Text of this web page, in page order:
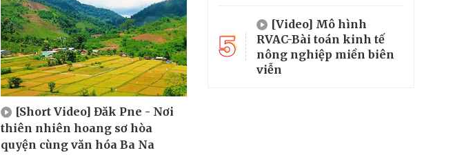
[Short Video] Đăk Pne - Nơi
thiên nhiên hoang sơ hòa
quyện cùng văn hóa Ba Na
5
[Video] Mô hình
RVAC-Bài toán kinh tế
nông nghiệp miền biên
viễn